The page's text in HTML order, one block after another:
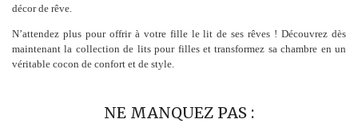
décor de rêve.
N’attendez plus pour offrir à votre fille le lit de ses rêves ! Découvrez dès
maintenant la collection de lits pour filles et transformez sa chambre en un
véritable cocon de confort et de style.
NE MANQUEZ PAS :